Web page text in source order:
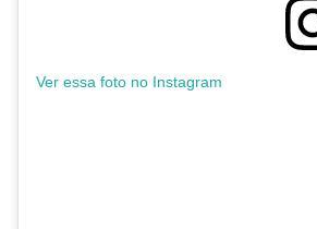
Ver essa foto no Instagram